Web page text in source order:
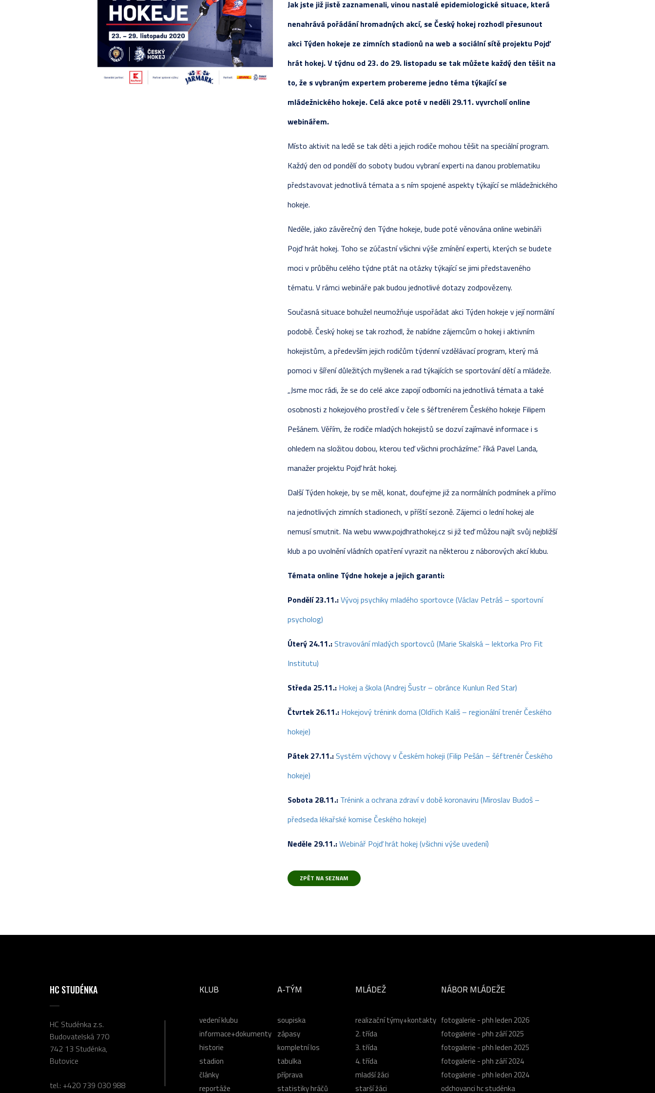
REALIZAČNÍ TÝM
NAPSALI O NÁS
ROZHOVORY
FOTOGALERIE
STATISTIKY HRÁČŮ
TESTOVÁNÍ ŽÁKŮ
KOMPLETNÍ LOS
TABULKA
TESTOVÁNÍ ŽÁKŮ
PŘÍPRAVA
ZÁPASY
JUNIOŘI
SOUPISKA
ZÁPASY
STATISTIKY HRÁČŮ
PŘÍSPĚVKY
VLADIMÍR SVAČINA
Jak jste již jistě zaznamenali, vinou nastalé epidemiologické situace, která
nenahrává pořádání hromadných akcí, se Český hokej rozhodl přesunout
akci Týden hokeje ze zimních stadionů na web a sociální sítě projektu Pojď
hrát hokej. V týdnu od 23. do 29. listopadu se tak můžete každý den těšit na
to, že s vybraným expertem probereme jedno téma týkající se
mládežnického hokeje. Celá akce poté v neděli 29.11. vyvrcholí online
webinářem.
Místo aktivit na ledě se tak děti a jejich rodiče mohou těšit na speciální program.
Každý den od pondělí do soboty budou vybraní experti na danou problematiku
představovat jednotlivá témata a s ním spojené aspekty týkající se mládežnického
hokeje.
Neděle, jako závěrečný den Týdne hokeje, bude poté věnována online webináři
Pojď hrát hokej. Toho se zúčastní všichni výše zmínění experti, kterých se budete
moci v průběhu celého týdne ptát na otázky týkající se jimi představeného
tématu. V rámci webináře pak budou jednotlivé dotazy zodpovězeny.
Současná situace bohužel neumožňuje uspořádat akci Týden hokeje v její normální
podobě. Český hokej se tak rozhodl, že nabídne zájemcům o hokej i aktivním
hokejistům, a především jejich rodičům týdenní vzdělávací program, který má
pomoci v šíření důležitých myšlenek a rad týkajících se sportování dětí a mládeže.
„Jsme moc rádi, že se do celé akce zapojí odborníci na jednotlivá témata a také
osobnosti z hokejového prostředí v čele s šéftrenérem Českého hokeje Filipem
Pešánem. Věřím, že rodiče mladých hokejistů se dozví zajímavé informace i s
ohledem na složitou dobou, kterou teď všichni procházíme.“ říká Pavel Landa,
manažer projektu Pojď hrát hokej.
Další Týden hokeje, by se měl, konat, doufejme již za normálních podmínek a přímo
na jednotlivých zimních stadionech, v příští sezoně. Zájemci o lední hokej ale
nemusí smutnit. Na webu www.pojdhrathokej.cz si již teď můžou najít svůj nejbližší
klub a po uvolnění vládních opatření vyrazit na některou z náborových akcí klubu.
Témata online Týdne hokeje a jejich garanti:
Pondělí 23.11.:Vývoj psychiky mladého sportovce (Václav Petráš – sportovní
psycholog)
Úterý 24.11.:Stravování mladých sportovců (Marie Skalská – lektorka Pro Fit
Institutu)
Středa 25.11.: Hokej a škola (Andrej Šustr – obránce Kunlun Red Star)
Čtvrtek 26.11.: Hokejový trénink doma (Oldřich Kališ – regionální trenér Českého
hokeje)
Pátek 27.11.:Systém výchovy v Českém hokeji (Filip Pešán – šéftrenér Českého
hokeje)
Sobota 28.11.: Trénink a ochrana zdraví v době koronaviru (Miroslav Budoš –
předseda lékařské komise Českého hokeje)
Neděle 29.11.:Webinář Pojď hrát hokej (všichni výše uvedení)
HC STUDÉNKA
HC Studénka z.s.
Budovatelská 770
742 13 Studénka,
Butovice
tel.: +420 739 030 988
KLUB
vedení klubu
informace+dokumenty
historie
stadion
články
reportáže
A-TÝM
soupiska
zápasy
kompletní los
tabulka
příprava
statistiky hráčů
MLÁDEŽ
realizační týmy+kontakty
2. třída
3. třída
4. třída
mladší žáci
starší žáci
NÁBOR MLÁDEŽE
fotogalerie - phh leden 2026
fotogalerie - phh září 2025
fotogalerie - phh leden 2025
fotogalerie - phh září 2024
fotogalerie - phh leden 2024
odchovanci hc studénka